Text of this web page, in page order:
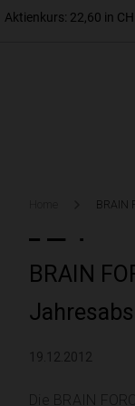
BRAIN
BRAIN
19.12.2012
Die BRAIN